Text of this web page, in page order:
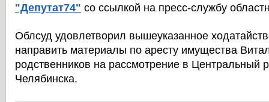
"Депутат74" со ссылкой на пресс-службу
Облсуд удовлетворил вышеуказанное
направить материалы по аресту имущества
родственников на рассмотрение в Центральный
Челябинска.